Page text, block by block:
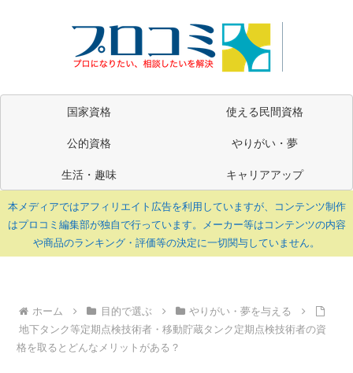
国家資格
使える民間資格
公的資格
やりがい・夢
生活・趣味
キャリアアップ
本メディアではアフィリエイト広告を利用していますが、コンテンツ制作
はプロコミ編集部が独自で行っています。メーカー等はコンテンツの内容
や商品のランキング・評価等の決定に一切関与していません。
ホーム 目的で選ぶ
やりがい・夢を与える
地下タンク等定期点検技術者・移動貯蔵タンク定期点検技術者の資
格を取るとどんなメリットがある？